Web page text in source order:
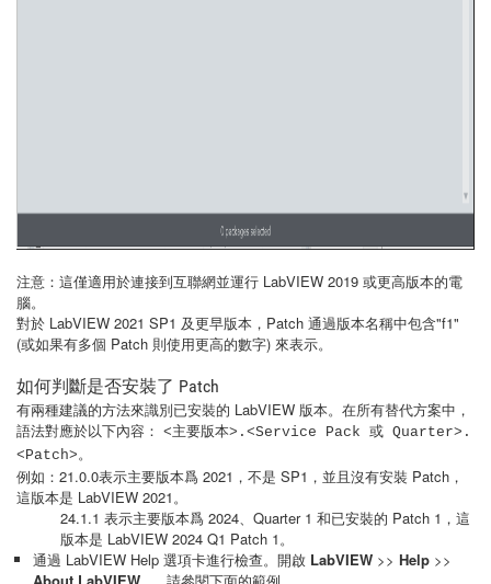
注意：這僅適用於連接到互聯網並運行 LabVIEW 2019 或更高版本的電
腦。
對於 LabVIEW 2021 SP1 及更早版本，Patch 通過版本名稱中包含"f1"
(或如果有多個 Patch 則使用更高的數字) 來表示。
如何判斷是否安裝了 Patch
有兩種建議的方法來識別已安裝的 LabVIEW 版本。在所有替代方案中，
語法對應於以下內容： <主要版本>.<Service Pack 或 Quarter>.
<Patch>。
例如：21.0.0表示主要版本爲 2021，不是 SP1，並且沒有安裝 Patch，
這版本是 LabVIEW 2021。
24.1.1 表示主要版本爲 2024、Quarter 1 和已安裝的 Patch 1，這
版本是 LabVIEW 2024 Q1 Patch 1。
通過 LabVIEW Help 選項卡進行檢查。開啟 LabVIEW >> Help >>